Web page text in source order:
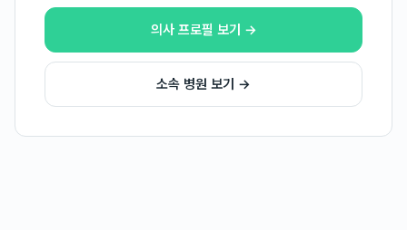
의사 프로필 보기 →
소속 병원 보기 →